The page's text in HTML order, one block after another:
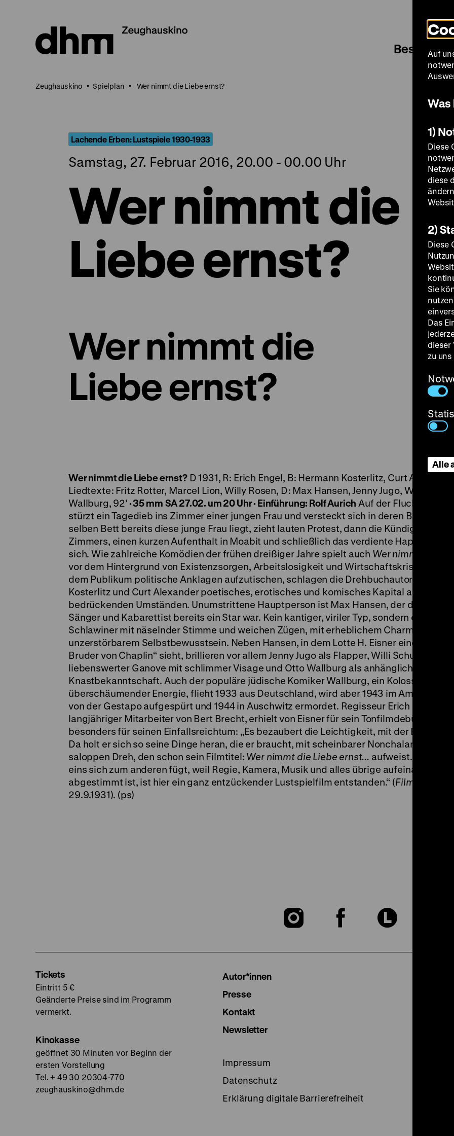
Seiteninhalt
springen
Besuch
Zeughauskino Spielplan Wer nimmt die Liebe ernst?
Lachende Erben: Lustspiele 1930-1933
Samstag, 27. Februar 2016, 20.00 - 00.00 Uhr
Wer nimmt die
Liebe ernst?
Wer nimmt die
Liebe ernst?
Wer nimmt die Liebe ernst?D 1931, R: Erich Engel, B: Hermann Kosterlitz, Curt Alexander,
Liedtexte: Fritz Rotter, Marcel Lion, Willy Rosen, D: Max Hansen, Jenny Jugo, Willi Schur,
Wallburg, 92’· 35 mm SA 27.02. um 20 Uhr · Einführung: Rolf Aurich Auf der Flucht vor der
stürzt ein Tagedieb ins Zimmer einer jungen Frau und versteckt sich in deren Bett. Dass
selben Bett bereits diese junge Frau liegt, zieht lauten Protest, dann die Kündigung des
Zimmers, einen kurzen Aufenthalt in Moabit und schließlich das verdiente Happy End
sich. Wie zahlreiche Komödien der frühen dreißiger Jahre spielt auch Wer nimmt die
vor dem Hintergrund von Existenzsorgen, Arbeitslosigkeit und Wirtschaftskrise. Doch
dem Publikum politische Anklagen aufzutischen, schlagen die Drehbuchautoren
Kosterlitz und Curt Alexander poetisches, erotisches und komisches Kapital aus den
bedrückenden Umständen. Unumstrittene Hauptperson ist Max Hansen, der damals als
Sänger und Kabarettist bereits ein Star war. Kein kantiger, viriler Typ, sondern ein
Schlawiner mit näselnder Stimme und weichen Zügen, mit erheblichem Charme, Witz
unzerstörbarem Selbstbewusstsein. Neben Hansen, in dem Lotte H. Eisner einen „fernen
Bruder von Chaplin“ sieht, brillieren vor allem Jenny Jugo als Flapper, Willi Schur als
liebenswerter Ganove mit schlimmer Visage und Otto Wallburg als anhängliche
Knastbekanntschaft. Auch der populäre jüdische Komiker Wallburg, ein Koloss voll
überschäumender Energie, flieht 1933 aus Deutschland, wird aber 1943 im
von der Gestapo aufgespürt und 1944 in Auschwitz ermordet. Regisseur Erich Engel, ein
langjähriger Mitarbeiter von Bert Brecht, erhielt von Eisner für sein Tonfilmdebüt großes
besonders für seinen Einfallsreichtum: „Es bezaubert die Leichtigkeit, mit der Engel
Da holt er sich so seine Dinge heran, die er braucht, mit scheinbarer Nonchalance, mit
saloppen Dreh, den schon sein Filmtitel: Wer nimmt die Liebe ernst... aufweist. (...) Und
eins sich zum anderen fügt, weil Regie, Kamera, Musik und alles übrige aufeinander
abgestimmt ist, ist hier ein ganz entzückender Lustspielfilm entstanden.“ (Film-Kurier
29.9.1931). (ps)
Zu
Zu
Zu
Tickets
Eintritt 5 €
Geänderte Preise sind im Programm
vermerkt.
Kinokasse
geöffnet 30 Minuten vor Beginn der
ersten Vorstellung
Tel. + 49 30 20304-770
zeughauskino@dhm.de
Autor*innen
Presse
Kontakt
Newsletter
Impressum
Datenschutz
Erklärung digitale Barrierefreiheit
Auf
Was
1)
Diese
diese
2)
Diese
Sie
Das
dieser
zu uns
Alle